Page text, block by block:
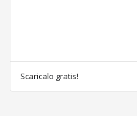
Scaricalo gratis!